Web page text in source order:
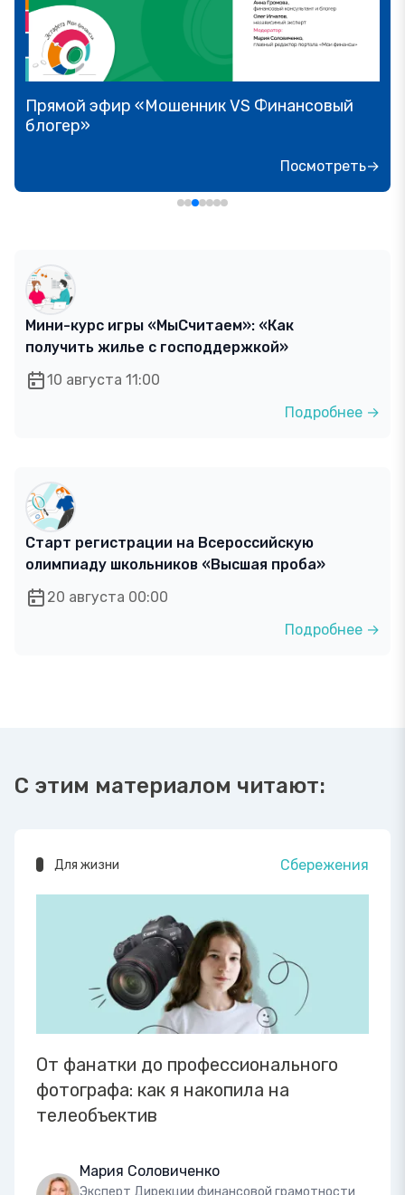
Прямой эфир «Мошенник VS Финансовый
блогер»
Посмотреть→
Мини-курс игры «МыСчитаем»: «Как
получить жилье с господдержкой»
10 августа 11:00
Подробнее →
Старт регистрации на Всероссийскую
олимпиаду школьников «Высшая проба»
20 августа 00:00
Подробнее →
С этим материалом читают:
Для жизни Сбережения
От фанатки до профессионального
фотографа: как я накопила на
телеобъектив
Мария Соловиченко
Эксперт Дирекции финансовой грамотности